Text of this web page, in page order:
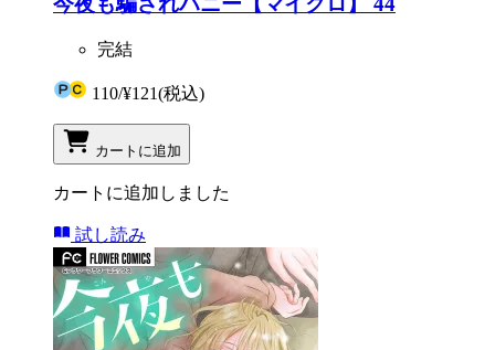
完結
110/¥121(税込)
カートに追加
カートに追加しました
試し読み